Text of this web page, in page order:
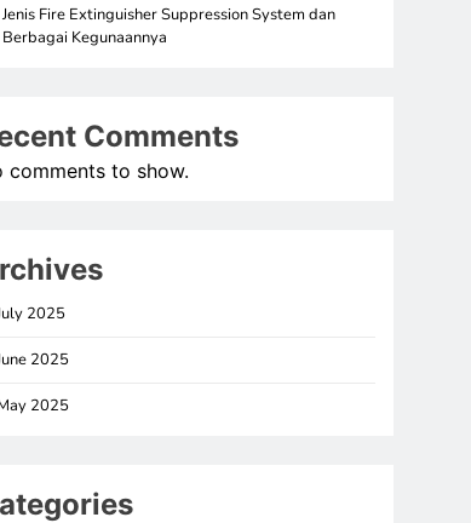
Jenis Fire Extinguisher Suppression System dan
Berbagai Kegunaannya
Comments
comments to show.
2025
2025
2025